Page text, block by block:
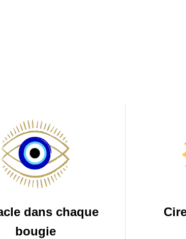
dans chaque
bougie